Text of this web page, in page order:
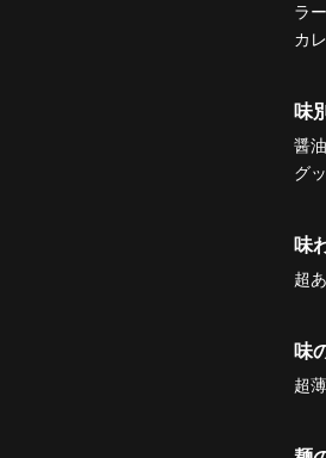
ラ
カ
味
醤油
グ
味
超
味
超